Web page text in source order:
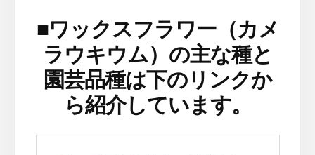
■ワックスフラワー（カメ
ラウキウム）の主な種と
園芸品種は下のリンクか
ら紹介しています。